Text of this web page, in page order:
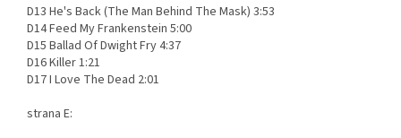
D13 He's Back (The Man Behind The Mask) 3:53
D14 Feed My Frankenstein 5:00
D15 Ballad Of Dwight Fry 4:37
D16 Killer 1:21
D17 I Love The Dead 2:01
strana E: